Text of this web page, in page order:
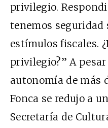
privilegio.
tenemos
estímulos fiscales.
privilegio?” A
autonomía de más
Fonca se redujo a
Secretaría de